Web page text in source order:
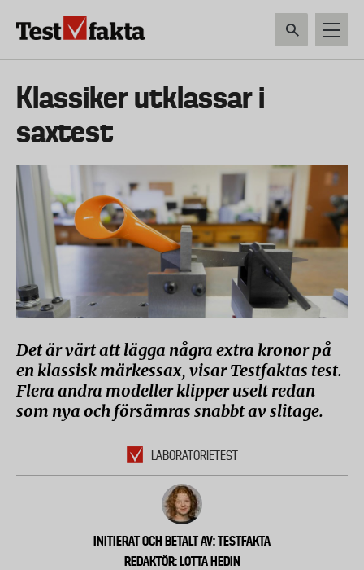
Huvudmeny
ny
Klassiker utklassar i
saxtest
Det är värt att lägga några extra kronor på
en klassisk märkessax, visar Testfaktas test.
Flera andra modeller klipper uselt redan
som nya och försämras snabbt av slitage.
LABORATORIETEST
INITIERAT OCH BETALT AV: TESTFAKTA
REDAKTÖR: LOTTA HEDIN